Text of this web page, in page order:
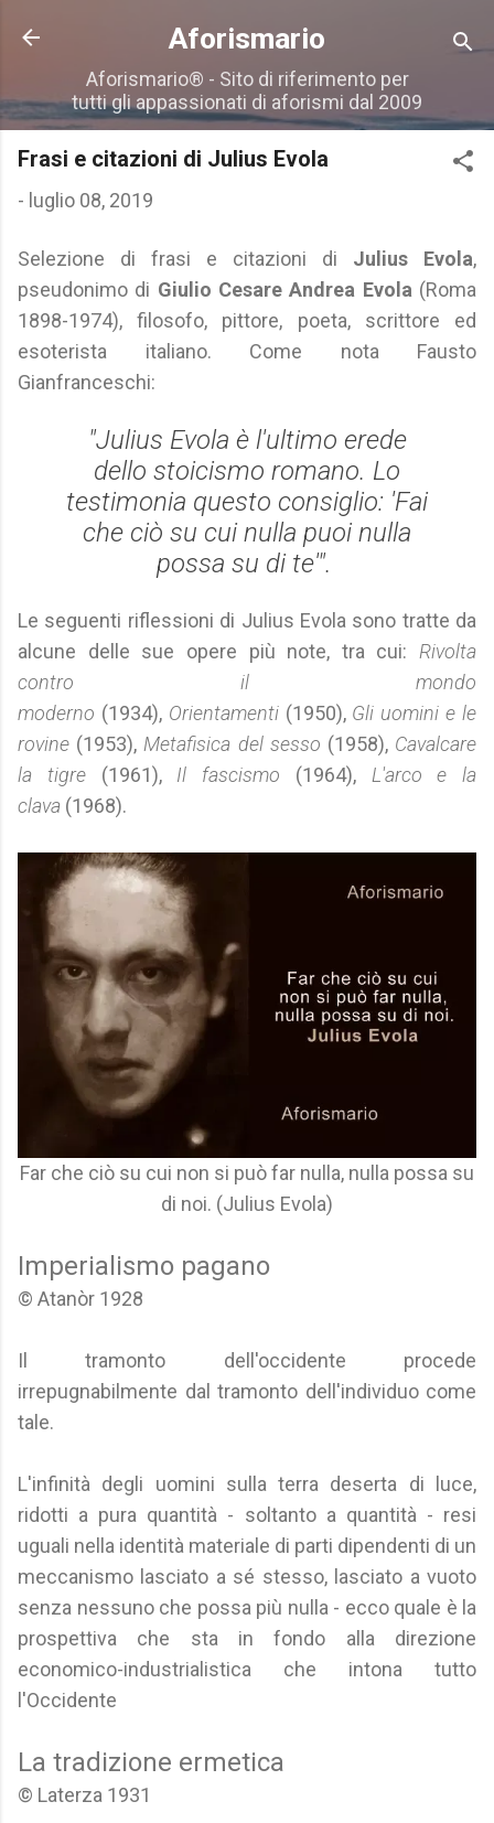
Passa ai contenuti principali
Aforismario
Aforismario® - Sito di riferimento per
tutti gli appassionati di aforismi dal 2009
Frasi e citazioni di Julius Evola
- luglio 08, 2019
Selezione di frasi e citazioni di Julius Evola,
pseudonimo di Giulio Cesare Andrea Evola (Roma
1898-1974), filosofo, pittore, poeta, scrittore ed
esoterista italiano. Come nota Fausto
Gianfranceschi:
"Julius Evola è l'ultimo erede
dello stoicismo romano. Lo
testimonia questo consiglio: 'Fai
che ciò su cui nulla puoi nulla
possa su di te'".
Le seguenti riflessioni di Julius Evola sono tratte da
alcune delle sue opere più note, tra cui: Rivolta
contro il mondo
moderno (1934), Orientamenti (1950), Gli uomini e le
rovine (1953), Metafisica del sesso (1958), Cavalcare
la tigre(1961), Il fascismo (1964), L'arco e la
clava (1968).
Far che ciò su cui non si può far nulla, nulla possa su
di noi. (Julius Evola)
Imperialismo pagano
© Atanòr 1928
Il tramonto dell'occidente procede
irrepugnabilmente dal tramonto dell'individuo come
tale.
L'infinità degli uomini sulla terra deserta di luce,
ridotti a pura quantità - soltanto a quantità - resi
uguali nella identità materiale di parti dipendenti di un
meccanismo lasciato a sé stesso, lasciato a vuoto
senza nessuno che possa più nulla - ecco quale è la
prospettiva che sta in fondo alla direzione
economico-industrialistica che intona tutto
l'Occidente
La tradizione ermetica
© Laterza 1931